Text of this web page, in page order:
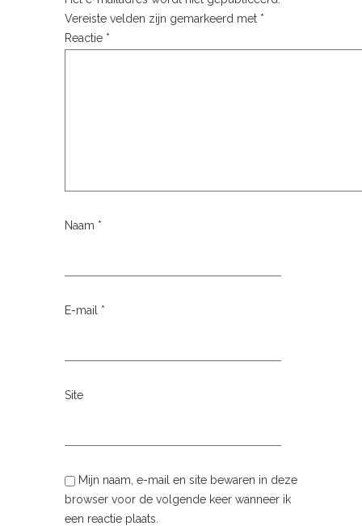
Vereiste velden zijn gemarkeerd met *
Reactie *
Naam *
E-mail *
Site
Mijn naam, e-mail en site bewaren in deze
browser voor de volgende keer wanneer ik
een reactie plaats.